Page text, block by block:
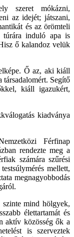
szeret mókázni,
az idejét; játszani,
és az örömteli
túrára induló apa is
ő kalandoz velük
Ő az, aki kiáll
társadalomért. Segítő
kiáll igazukért,
kiadványa
Férfinap
rendezte meg a
számára szűrési
mellett,
megnagyobbodás
mind hölgyek,
élettartamát és
aktív közösség ők a
is szerveztek